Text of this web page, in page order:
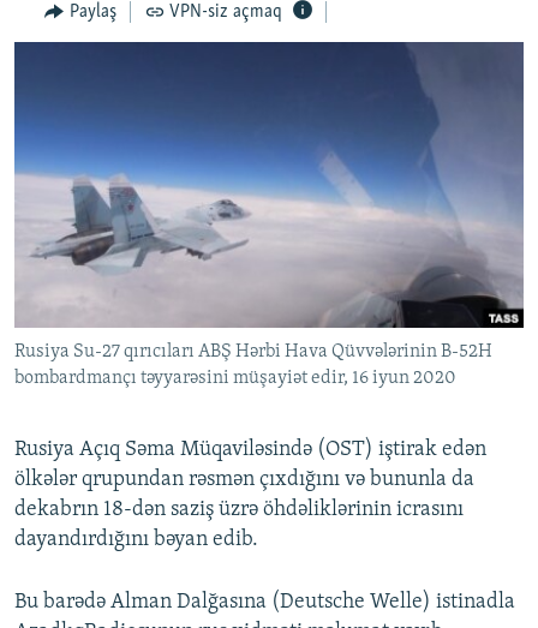
QANUNI DOĞRU
FOTOQALEREYA
İNFOQRAFIKA
KARIKATURA
OXU ZALI
AZƏRBAYCAN ƏDƏBIYYATI KITABXANASI
İSLAM VƏ DEMOKRATIYA
HAQQIMIZDA
MISSIYAMIZ
PEŞƏ ETIKASI VƏ JURNALISTIKA STANDARTLARIMIZ
AZADLIQRADIOSU MOBIL TELEFONUNUZDA
XƏBƏR BÜLLETENLƏRIMIZ
BIZI IZLƏ
RFE/RL-in bütün saytları
Paylaş VPN-siz açmaq
Rusiya Su-27 qırıcıları ABŞ Hərbi Hava Qüvvələrinin B-52H
bombardmançı təyyarəsini müşayiət edir, 16 iyun 2020
Rusiya Açıq Səma Müqaviləsində (OST) iştirak edən
ölkələr qrupundan rəsmən çıxdığını və bununla da
dekabrın 18-dən saziş üzrə öhdəliklərinin icrasını
dayandırdığını bəyan edib.
Bu barədə Alman Dalğasına (Deutsche Welle) istinadla